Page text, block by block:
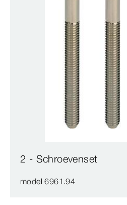
2 - Schroevenset
model 6961.94